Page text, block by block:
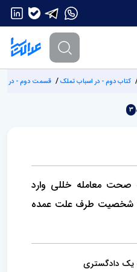
کتاب دوم - در اسباب تملک قسمت دوم - در
3
معامله خللی وارد
شخصیت طرف علت عمده
یک دادگستری